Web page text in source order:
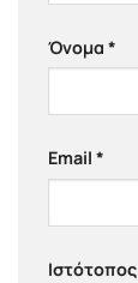
Όνομα *
Email *
Ιστότοπος